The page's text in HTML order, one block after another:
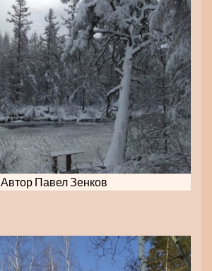
Автор Павел Зенков